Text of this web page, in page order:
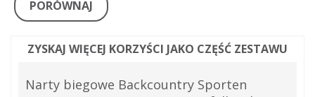
PORÓWNAJ
ZYSKAJ WIĘCEJ KORZYŚCI JAKO CZĘŚĆ ZESTAWU
Narty biegowe Backcountry Sporten